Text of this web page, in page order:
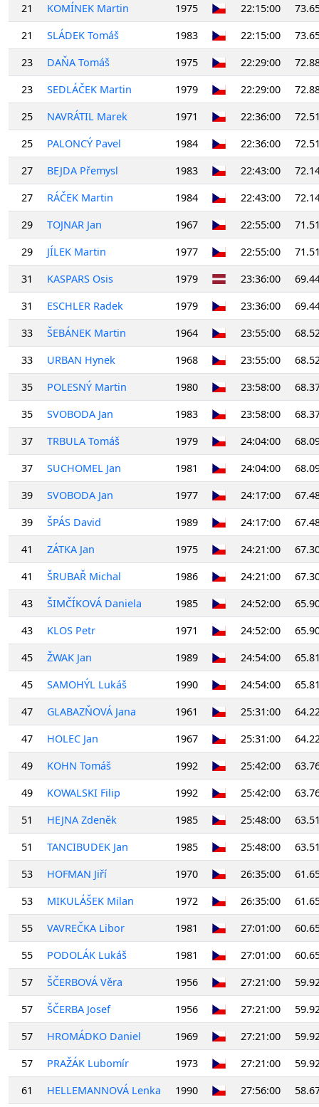
21
KOMÍNEK Martin 1975 22:15:00
21
SLÁDEK Tomáš 1983 22:15:00
23
DAŇA Tomáš 1975 22:29:00
23
SEDLÁČEK Martin 1979 22:29:00
25
NAVRÁTIL Marek 1971 22:36:00
25
PALONCÝ Pavel 1984 22:36:00
27
BEJDA Přemysl 1983 22:43:00
27
RÁČEK Martin 1984 22:43:00
29
TOJNAR Jan 1967 22:55:00
29
JÍLEK Martin 1977 22:55:00
31
KASPARS Osis 1979 23:36:00
31
ESCHLER Radek 1979 23:36:00
33
ŠEBÁNEK Martin 1964 23:55:00
33
URBAN Hynek 1968 23:55:00
35
POLESNÝ Martin 1980 23:58:00
35
SVOBODA Jan 1983 23:58:00
37
TRBULA Tomáš 1979 24:04:00
37
SUCHOMEL Jan 1981 24:04:00
39
SVOBODA Jan 1977 24:17:00
39
ŠPÁS David 1989 24:17:00
41
ZÁTKA Jan 1975 24:21:00
41
ŠRUBAŘ Michal 1986 24:21:00
43
ŠIMČÍKOVÁ Daniela 1985 24:52:00
43
KLOS Petr 1971 24:52:00
45
ŽWAK Jan 1989 24:54:00
45
SAMOHÝL Lukáš 1990 24:54:00
47
GLABAZŇOVÁ Jana 1961 25:31:00
47
HOLEC Jan 1967 25:31:00
49
KOHN Tomáš 1992 25:42:00
49
KOWALSKI Filip 1992 25:42:00
51
HEJNA Zdeněk 1985 25:48:00
51
TANCIBUDEK Jan 1985 25:48:00
53
HOFMAN Jiří 1970 26:35:00
53
MIKULÁŠEK Milan 1972 26:35:00
55
VAVREČKA Libor 1981 27:01:00
55
PODOLÁK Lukáš 1981 27:01:00
57
ŠČERBOVÁ Věra 1956 27:21:00
57
ŠČERBA Josef 1956 27:21:00
57
HROMÁDKO Daniel 1969 27:21:00
57
PRAŽÁK Lubomír 1973 27:21:00
61
HELLEMANNOVÁ Lenka 1990 27:56:00